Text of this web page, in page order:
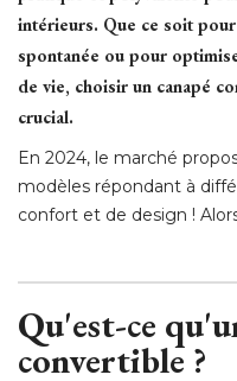
intérieurs. Que ce soit
spontanée ou pour
de vie, choisir un canapé
crucial.
En 2024, le marché
modèles répondant à
confort et de design !
Qu'est-ce
convertible ?